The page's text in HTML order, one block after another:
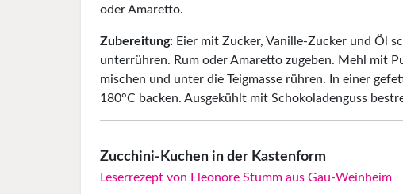
oder Amaretto.
Zubereitung: Eier mit Zucker, Vanille-Zucker und Öl
unterrühren. Rum oder Amaretto zugeben. Mehl mit
mischen und unter die Teigmasse rühren. In einer
180°C backen. Ausgekühlt mit Schokoladenguss
Zucchini-Kuchen in der Kastenform
Leserrezept von Eleonore Stumm aus Gau-Weinheim